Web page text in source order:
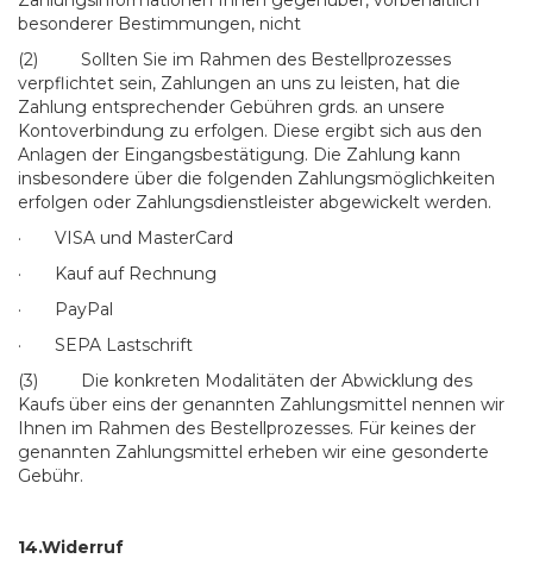
besonderer Bestimmungen, nicht
(2) Sollten Sie im Rahmen des Bestellprozesses
verpflichtet sein, Zahlungen an uns zu leisten, hat die
Zahlung entsprechender Gebühren grds. an unsere
Kontoverbindung zu erfolgen. Diese ergibt sich aus den
Anlagen der Eingangsbestätigung. Die Zahlung kann
insbesondere über die folgenden Zahlungsmöglichkeiten
erfolgen oder Zahlungsdienstleister abgewickelt werden.
· VISA und MasterCard
· Kauf auf Rechnung
· PayPal
· SEPA Lastschrift
(3) Die konkreten Modalitäten der Abwicklung des
Kaufs über eins der genannten Zahlungsmittel nennen wir
Ihnen im Rahmen des Bestellprozesses. Für keines der
genannten Zahlungsmittel erheben wir eine gesonderte
Gebühr.
14.Widerruf